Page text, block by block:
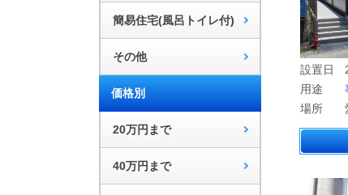
簡易住宅(風呂トイレ付)
その他
価格別
20万円まで
40万円まで
設置日
用途
場所